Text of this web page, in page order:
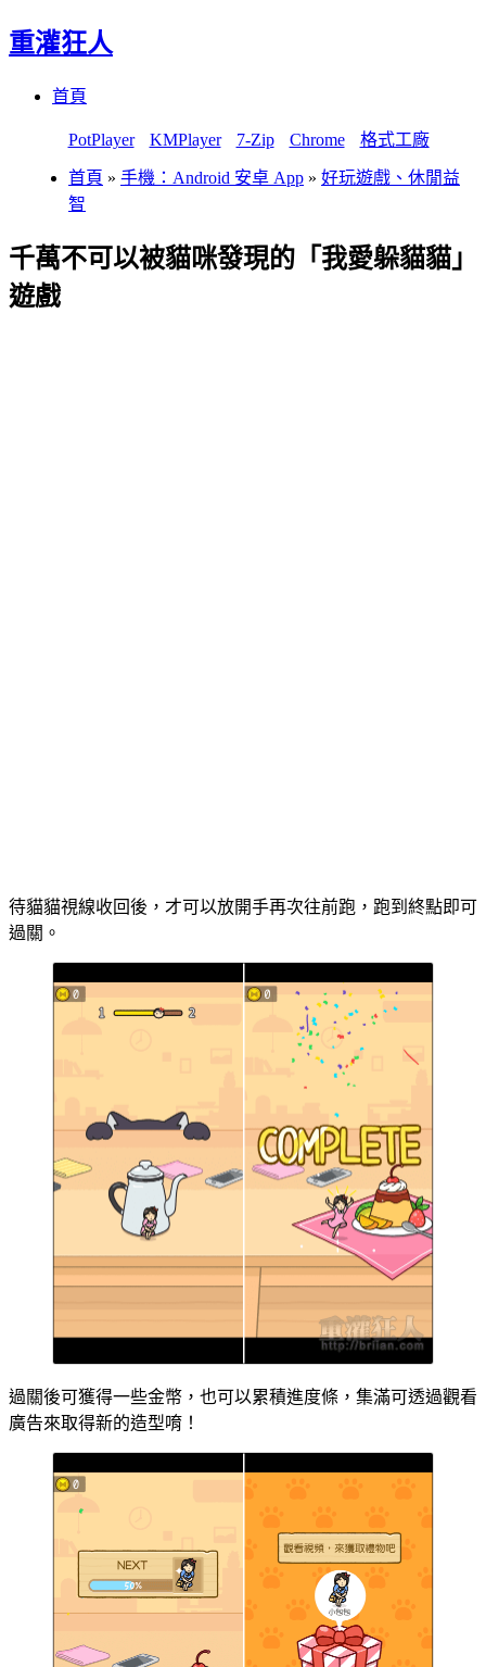
重灌狂人
首頁
PotPlayer KMPlayer 7-Zip Chrome 格式工廠
首頁 » 手機：Android 安卓 App » 好玩遊戲、休閒益
智
千萬不可以被貓咪發現的「我愛躲貓貓」
遊戲
待貓貓視線收回後，才可以放開手再次往前跑，跑到終點即可
過關。
過關後可獲得一些金幣，也可以累積進度條，集滿可透過觀看
廣告來取得新的造型唷！